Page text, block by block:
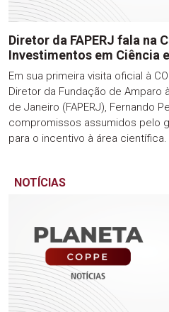
Diretor da FAPERJ fala na
Investimentos em Ciência
Em sua primeira visita oficial à
Diretor da Fundação de Amparo
de Janeiro (FAPERJ), Fernando
compromissos assumidos pelo
para o incentivo à área científica.
NOTÍCIAS